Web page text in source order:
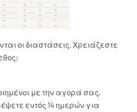
οι διαστάσεις. Χρειάζεστε
με την αγορά σας,
εντός 14 ημερών για